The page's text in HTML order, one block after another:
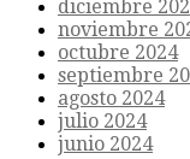
diciembre
noviembre
octubre 2024
septiembre
agosto 2024
julio 2024
junio 2024